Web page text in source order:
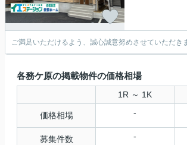
ご満足いただけるよう、誠心誠意努めさせていただき
各務ケ原の掲載物件の価格相場
1R ～ 1K
価格相場 -
募集件数 -